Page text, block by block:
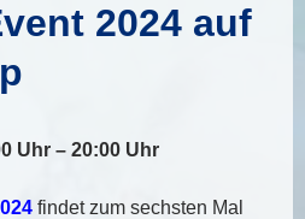
2024 auf
Uhr – 20:00 Uhr
findet zum sechsten Mal